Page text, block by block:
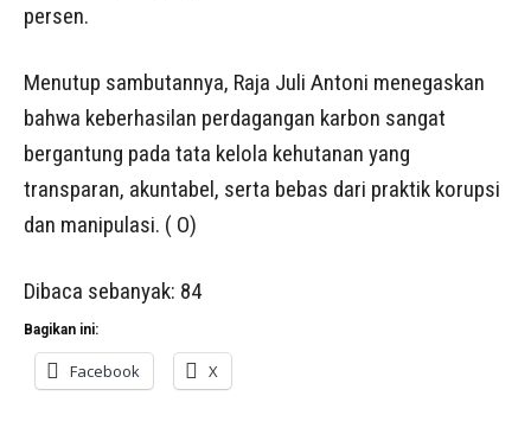
persen.
Menutup sambutannya, Raja Juli Antoni menegaskan
bahwa keberhasilan perdagangan karbon sangat
bergantung pada tata kelola kehutanan yang
transparan, akuntabel, serta bebas dari praktik korupsi
dan manipulasi. ( O)
Dibaca sebanyak: 84
Bagikan ini:
Facebook X